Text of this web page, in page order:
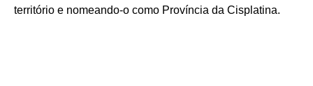
território e nomeando-o como Província da Cisplatina.